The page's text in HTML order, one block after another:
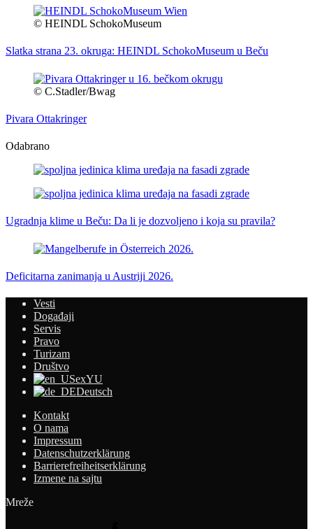
© HEINDL SchokoMuseum
Slatka strana 23. okruga: HEINDL SchokoMuseum u Beču
© C.Stadler/Bwag
Pivara Ottakringer
Odabrano
Ugradnja klime u Beču: Da li je dozvoljeno i koja su pravila?
Deficitarna zanimanja u Austriji 2026.
Vesti
Događaji
Servis
Pravo
Turizam
Društvo
exYU
Deutsch
Kontakt
O nama
Impressum
Datenschutzerklärung
Barrierefreiheitserklärung
Izmene na sajtu
Mreže